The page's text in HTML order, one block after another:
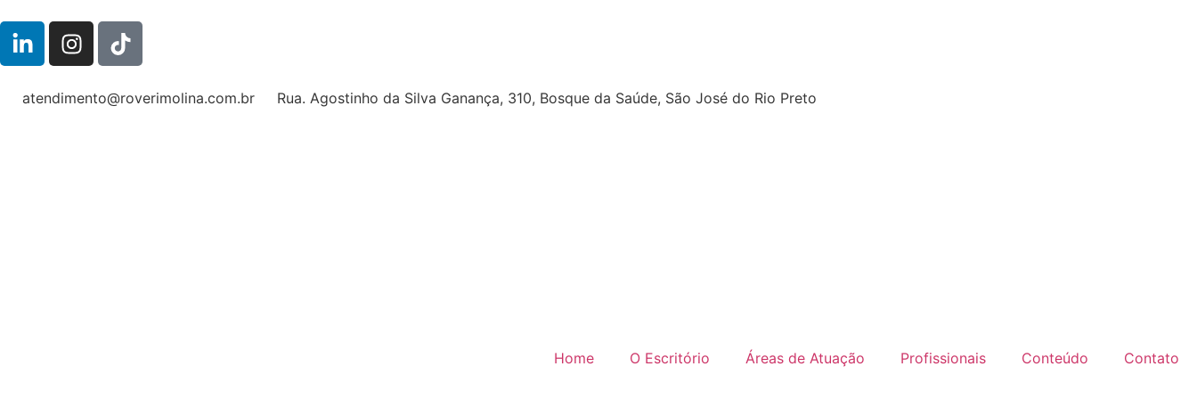
atendimento@roverimolina.com.br Rua. Agostinho da Silva Ganança, 310, Bosque da Saúde, São José do Rio Preto
Home O Escritório Áreas de Atuação Profissionais Conteúdo Contato